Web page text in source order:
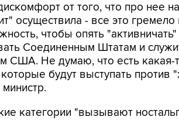
от того, что про нее
осуществила - все это гремело
чтобы опять "активничать"
Соединенным Штатам и
США. Не думаю, что есть какая-
будут выступать против
категории "вызывают